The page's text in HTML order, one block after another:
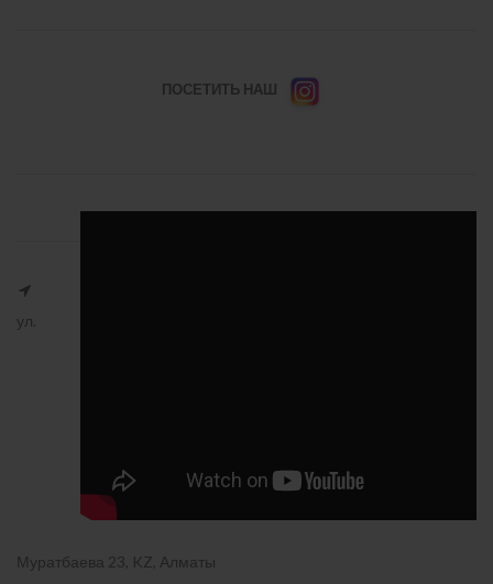
ПОСЕТИТЬ НАШ
ул.
Муратбаева 23, KZ, Алматы